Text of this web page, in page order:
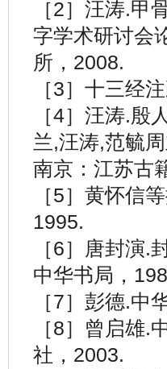
［2］汪涛.甲
字学术研讨会
所，2008.
［3］十三经
［4］汪涛.殷
兰,汪涛,范毓
南京：江苏古
［5］黄怀信
1995.
［6］唐封演.
中华书局，
［7］彭德.中
［8］曾启雄.
社，2003.